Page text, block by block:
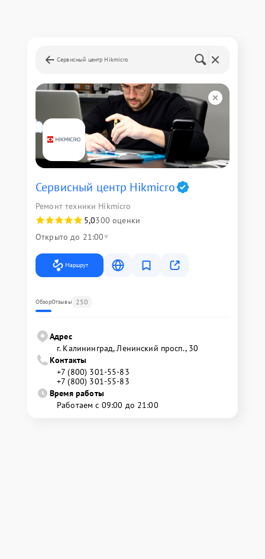
Сервисный центр Hikmicro
Сервисный центр Hikmicro
Ремонт техники Hikmicro
5,0300 оценки
Открыто до 21:00
Маршрут
ОбзорОтзывы 250
Адрес
г. Калининград, Ленинский просп., 30
Контакты
+7 (800) 301-55-83
+7 (800) 301-55-83
Время работы
Работаем с 09:00 до 21:00